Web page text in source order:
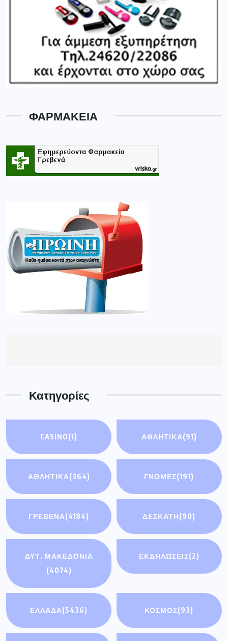
ΦΑΡΜΑΚΕΙΑ
Κατηγορίες
CASINO(1) ΑΘΛΗΤΙΚΆ(91)
ΑΘΛΗΤΙΚΑ(364) ΓΝΩΜΕΣ(191)
ΓΡΕΒΕΝΑ(4184) ΔΕΣΚΑΤΗ(90)
ΔΥΤ. ΜΑΚΕΔΟΝΙΑ
(4074)
ΕΚΔΗΛΩΣΕΙΣ(2)
ΕΛΛΑΔΑ(5436) ΚΟΣΜΟΣ(93)